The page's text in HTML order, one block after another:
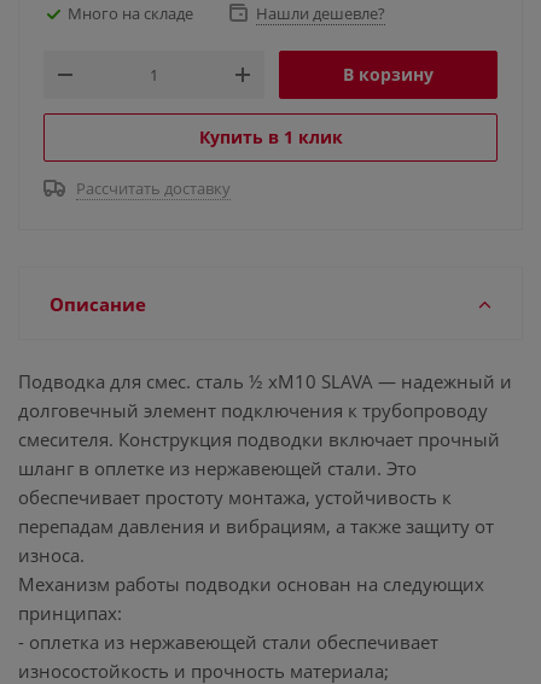
Много на складе Нашли дешевле?
В корзину
Купить в 1 клик
Рассчитать доставку
Описание
Подводка для смес. сталь ½ хM10 SLAVA — надежный и
долговечный элемент подключения к трубопроводу
смесителя. Конструкция подводки включает прочный
шланг в оплетке из нержавеющей стали. Это
обеспечивает простоту монтажа, устойчивость к
перепадам давления и вибрациям, а также защиту от
износа.
Механизм работы подводки основан на следующих
принципах:
- оплетка из нержавеющей стали обеспечивает
износостойкость и прочность материала;